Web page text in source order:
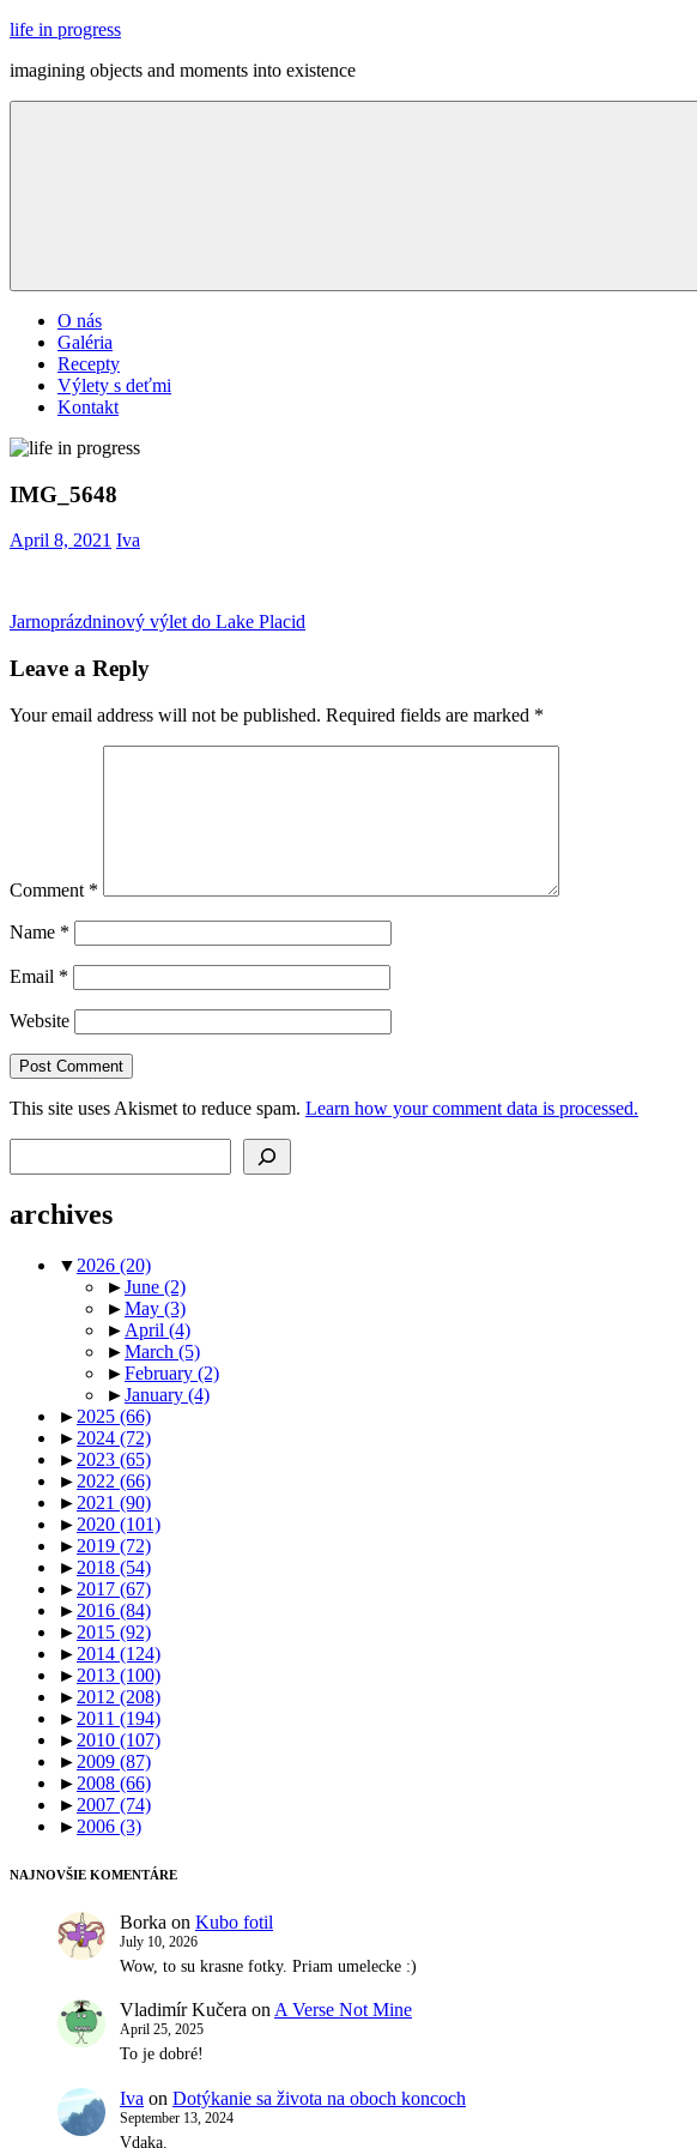
Skip
content
life in progress
imagining objects and moments into existence
Menu
O nás
Galéria
Recepty
Výlety s deťmi
Kontakt
IMG_5648
April 8, 2021 Iva
Post
navigation
Previous
Jarnoprázdninový výlet do Lake Placid
Leave a Reply
Your email address will not be published. Required fields are marked *
Comment *
Name *
Email *
Website
This site uses Akismet to reduce spam. Learn how your comment data is processed.
archives
▼ 2026 (20)
►June (2)
►May (3)
► April (4)
►March (5)
►February (2)
►January (4)
► 2025 (66)
► 2024 (72)
► 2023 (65)
► 2022 (66)
► 2021 (90)
► 2020 (101)
► 2019 (72)
► 2018 (54)
► 2017 (67)
► 2016 (84)
► 2015 (92)
► 2014 (124)
► 2013 (100)
► 2012 (208)
► 2011 (194)
► 2010 (107)
► 2009 (87)
► 2008 (66)
► 2007 (74)
► 2006 (3)
NAJNOVŠIE KOMENTÁRE
Borka on Kubo fotil
July 10, 2026
Wow, to su krasne fotky. Priam umelecke :)
Vladimír Kučera on A Verse Not Mine
April 25, 2025
To je dobré!
Iva on Dotýkanie sa života na oboch koncoch
September 13, 2024
Vdaka.